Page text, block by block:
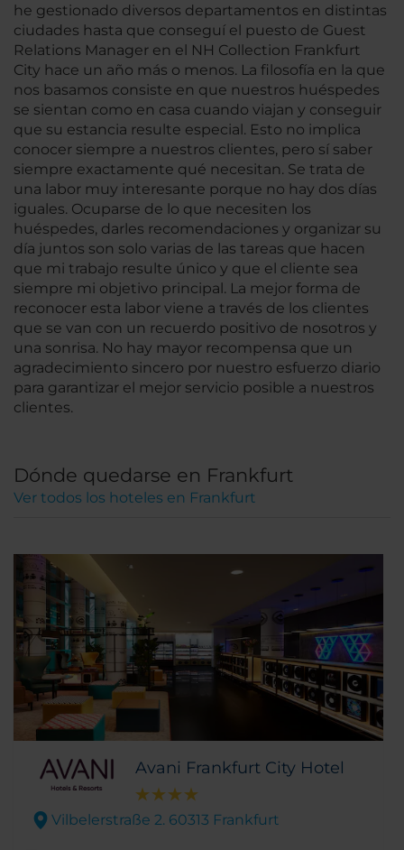
he gestionado diversos departamentos en distintas
ciudades hasta que conseguí el puesto de Guest
Relations Manager en el NH Collection Frankfurt
City hace un año más o menos. La filosofía en la que
nos basamos consiste en que nuestros huéspedes
se sientan como en casa cuando viajan y conseguir
que su estancia resulte especial. Esto no implica
conocer siempre a nuestros clientes, pero sí saber
siempre exactamente qué necesitan. Se trata de
una labor muy interesante porque no hay dos días
iguales. Ocuparse de lo que necesiten los
huéspedes, darles recomendaciones y organizar su
día juntos son solo varias de las tareas que hacen
que mi trabajo resulte único y que el cliente sea
siempre mi objetivo principal. La mejor forma de
reconocer esta labor viene a través de los clientes
que se van con un recuerdo positivo de nosotros y
una sonrisa. No hay mayor recompensa que un
agradecimiento sincero por nuestro esfuerzo diario
para garantizar el mejor servicio posible a nuestros
clientes.
Dónde quedarse en Frankfurt
Ver todos los hoteles en Frankfurt
Avani Frankfurt City Hotel
Vilbelerstraße 2. 60313 Frankfurt